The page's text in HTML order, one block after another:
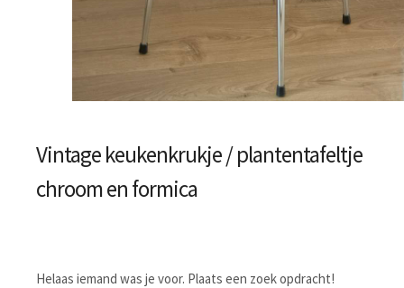
Vintage keukenkrukje / plantentafeltje
chroom en formica
Helaas iemand was je voor. Plaats een zoek opdracht!